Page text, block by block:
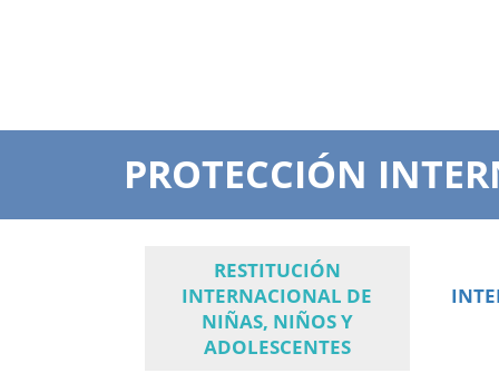
PROTECCIÓN
RESTITUCIÓN
INTERNACIONAL DE
NIÑAS, NIÑOS Y
ADOLESCENTES